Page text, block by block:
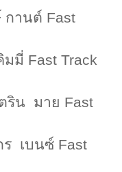
กานต์ Fast
มมี่ Fast Track
ริน มาย Fast
เบนซ์ Fast